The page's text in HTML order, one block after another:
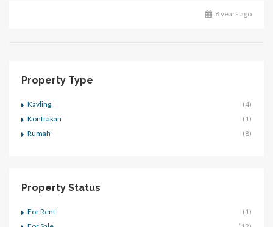
8 years ago
Property Type
Kavling
(4)
Kontrakan
(1)
Rumah
(8)
Property Status
For Rent
(1)